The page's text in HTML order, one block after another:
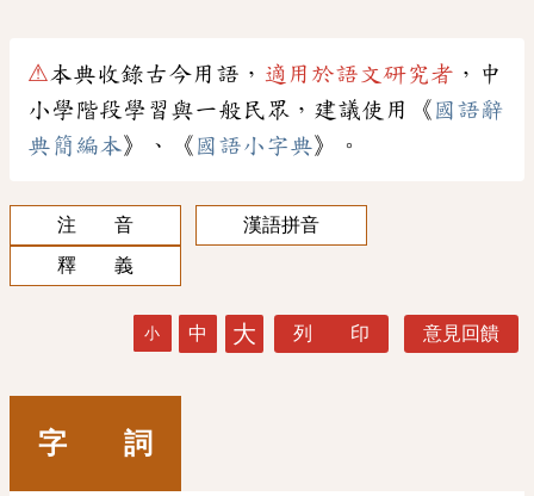
⚠本典收錄古今用語， 適用於語文研究者 ，中
小學階段學習與一般民眾，建議使用《 國語辭
典簡編本》、《 國語小字典》。
注 音
漢語拼音
釋 義
小 中 大 列 印 意見回饋
字 詞